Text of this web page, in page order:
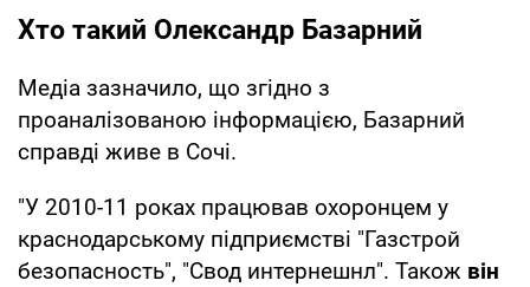
Хто такий Олександр Базарний
Медіа зазначило, що згідно з
проаналізованою інформацією, Базарний
справді живе в Сочі.
"У 2010-11 роках працював охоронцем у
краснодарському підприємстві "Газстрой
безопасность", "Свод интернешнл". Також він